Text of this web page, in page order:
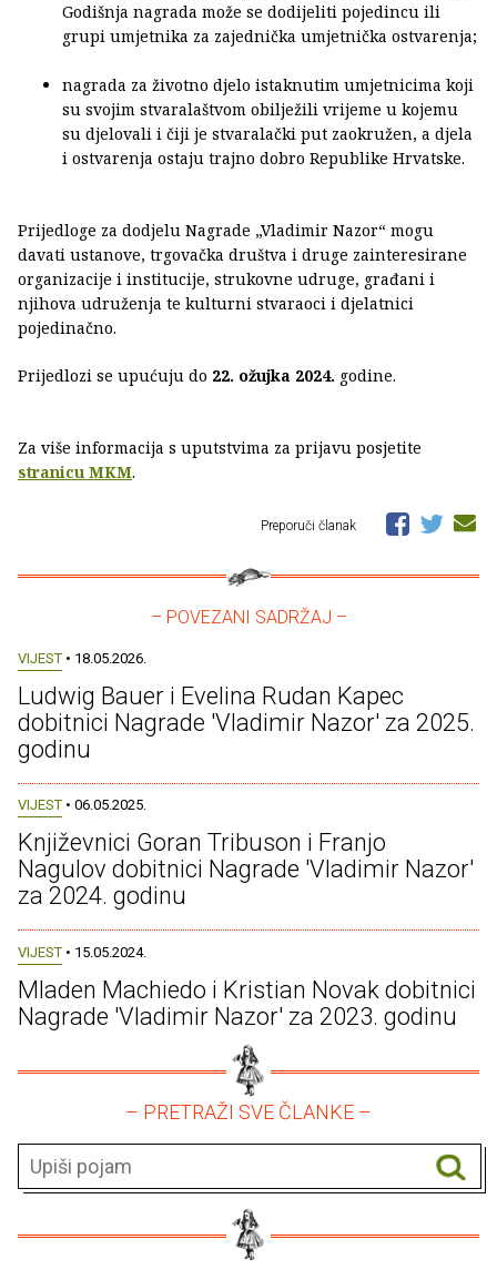
Godišnja nagrada može se dodijeliti pojedincu ili
grupi umjetnika za zajednička umjetnička ostvarenja;
nagrada za životno djelo istaknutim umjetnicima koji
su svojim stvaralaštvom obilježili vrijeme u kojemu
su djelovali i čiji je stvaralački put zaokružen, a djela
i ostvarenja ostaju trajno dobro Republike Hrvatske.
Prijedloge za dodjelu Nagrade „Vladimir Nazor“ mogu
davati ustanove, trgovačka društva i druge zainteresirane
organizacije i institucije, strukovne udruge, građani i
njihova udruženja te kulturni stvaraoci i djelatnici
pojedinačno.
Prijedlozi se upućuju do 22. ožujka 2024. godine.
Za više informacija s uputstvima za prijavu posjetite
stranicu MKM.
Preporuči članak
– POVEZANI SADRŽAJ –
VIJEST • 18.05.2026.
Ludwig Bauer i Evelina Rudan Kapec
dobitnici Nagrade 'Vladimir Nazor' za 2025.
godinu
VIJEST • 06.05.2025.
Književnici Goran Tribuson i Franjo
Nagulov dobitnici Nagrade 'Vladimir Nazor'
za 2024. godinu
VIJEST • 15.05.2024.
Mladen Machiedo i Kristian Novak dobitnici
Nagrade 'Vladimir Nazor' za 2023. godinu
– PRETRAŽI SVE ČLANKE –